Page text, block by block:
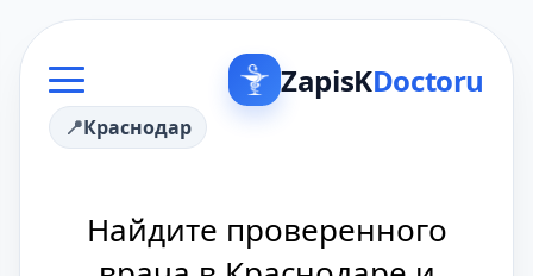
ZapisKDoctoru
Краснодар
Найдите проверенного